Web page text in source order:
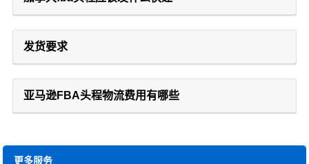
发货要求
亚马逊FBA头程物流费用有哪些
更多服务